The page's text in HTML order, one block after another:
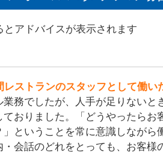
とアドバイスが表示されます
レストランのスタッフとして働
務でしたが、人手が足りないと
ておりました。「どうやったらお
ということを常に意識しながら
・会話のどれをとっても、お客様